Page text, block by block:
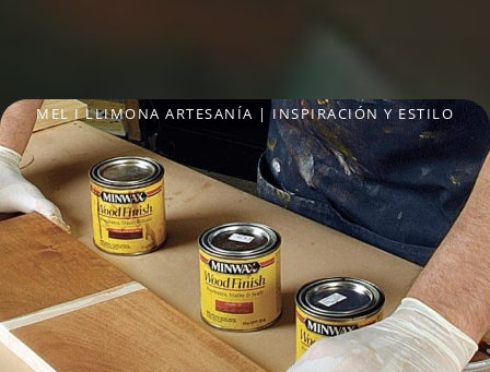
MEL I LLIMONA ARTESANÍA |INSPIRACIÓN Y ESTILO